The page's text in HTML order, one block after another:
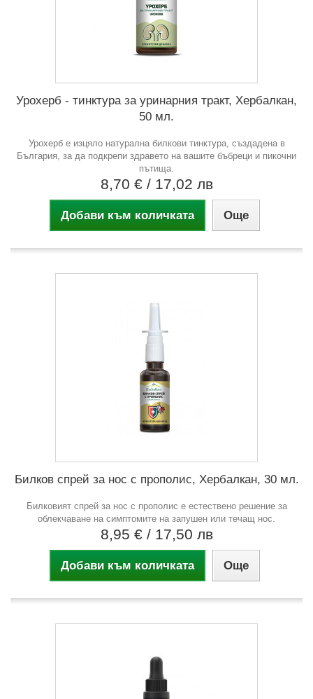
Урохерб - тинктура за уринарния тракт, Хербалкан,
50 мл.
Урохерб е изцяло натурална билкови тинктура, създадена в
България, за да подкрепи здравето на вашите бъбреци и пикочни
пътища.
8,70 € / 17,02 лв
Добави към количката Още
Билков спрей за нос с прополис, Хербалкан, 30 мл.
Билковият спрей за нос с прополис е естествено решение за
облекчаване на симптомите на запушен или течащ нос.
8,95 € / 17,50 лв
Добави към количката Още